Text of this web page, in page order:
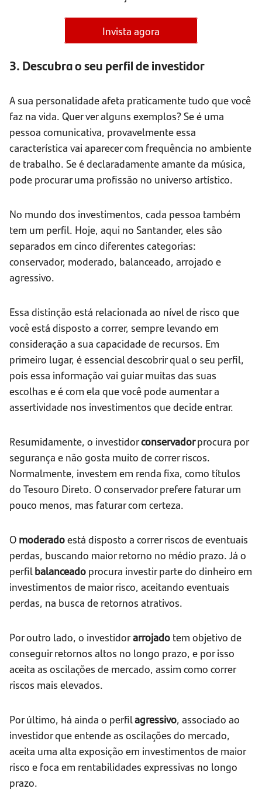
Invista agora
3. Descubra o seu perfil de investidor
A sua personalidade afeta praticamente tudo que você
faz na vida. Quer ver alguns exemplos? Se é uma
pessoa comunicativa, provavelmente essa
característica vai aparecer com frequência no ambiente
de trabalho. Se é declaradamente amante da música,
pode procurar uma profissão no universo artístico.
No mundo dos investimentos, cada pessoa também
tem um perfil. Hoje, aqui no Santander, eles são
separados em cinco diferentes categorias:
conservador, moderado, balanceado, arrojado e
agressivo.
Essa distinção está relacionada ao nível de risco que
você está disposto a correr, sempre levando em
consideração a sua capacidade de recursos. Em
primeiro lugar, é essencial descobrir qual o seu perfil,
pois essa informação vai guiar muitas das suas
escolhas e é com ela que você pode aumentar a
assertividade nos investimentos que decide entrar.
Resumidamente, o investidorconservadorprocura por
segurança e não gosta muito de correr riscos.
Normalmente, investem em renda fixa, como títulos
do Tesouro Direto. O conservador prefere faturar um
pouco menos, mas faturar com certeza.
O moderadoestá disposto a correr riscos de eventuais
perdas, buscando maior retorno no médio prazo. Já o
perfilbalanceado procura investir parte do dinheiro em
investimentos de maior risco, aceitando eventuais
perdas, na busca de retornos atrativos.
Por outro lado, o investidorarrojado tem objetivo de
conseguir retornos altos no longo prazo, e por isso
aceita as oscilações de mercado, assim como correr
riscos mais elevados.
Por último, há ainda o perfilagressivo, associado ao
investidor que entende as oscilações do mercado,
aceita uma alta exposição em investimentos de maior
risco e foca em rentabilidades expressivas no longo
prazo.